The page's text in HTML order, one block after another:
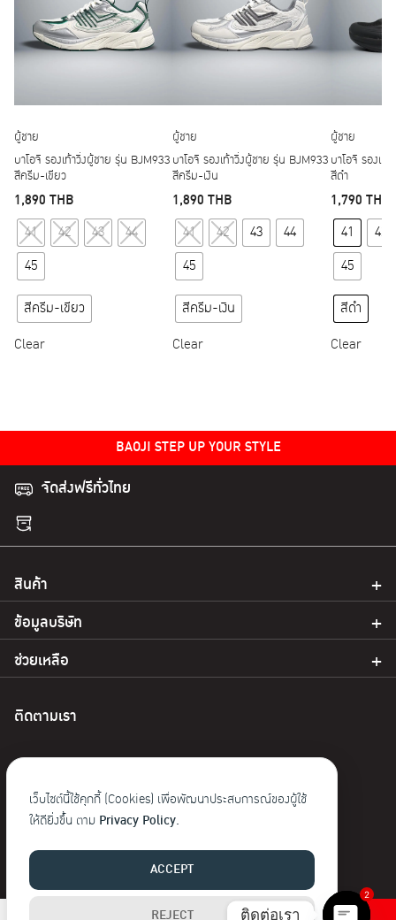
ผู้ชาย
บาโอจิ รองเท้าวิ่งผู้ชาย รุ่น BJM933
สีครีม-เขียว
1,890 THB
This product has multiple variants. The options may
41 42 43
44
45
สีครีม-เขียว
Clear
ผู้ชาย
บาโอจิ รองเท้าวิ่งผู้ชาย รุ่น BJM933
สีครีม-เงิน
1,890THB
This product has
41 42 43
44
45
สีครีม-เงิน
Clear
ผู้ชาย
บาโอจิ รองเท้
สีดำ
1,790THB
41
42
45
สีดำ
Clear
BAOJI STEP UP YOUR STYLE
จัดส่งฟรีทั่วไทย
สินค้า
ข้อมูลบริษัท
ช่วยเหลือ
ติดตามเรา
© 2023 Baoji. สงวนลิขสิทธิ์
ติดต่อเรา
2
เว็บไซต์นี้ใช้คุกกี้ (Cookies) เพื่อพัฒนาประสบการณ์ของผู้ใช้
ให้ดียิ่งขึ้น ตาม Privacy Policy.
ACCEPT
REJECT